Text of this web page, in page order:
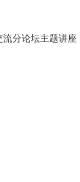
分论坛主题讲座